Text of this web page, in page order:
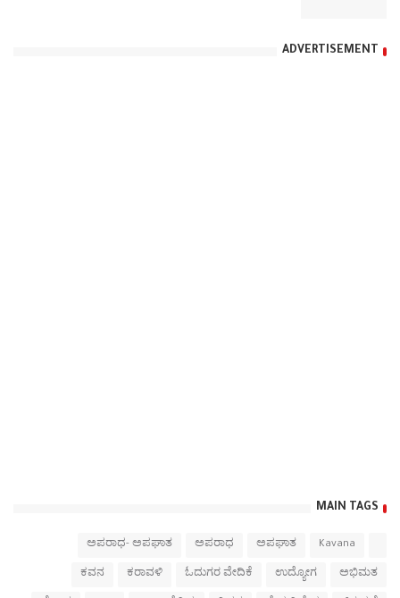
ADVERTISEMENT
MAIN TAGS
Kavana
ಅಪಘಾತ
ಅಪರಾಧ
ಅಪರಾಧ- ಅಪಘಾತ
ಅಭಿಮತ
ಉದ್ಯೋಗ
ಓದುಗರ ವೇದಿಕೆ
ಕರಾವಳಿ
ಕವನ